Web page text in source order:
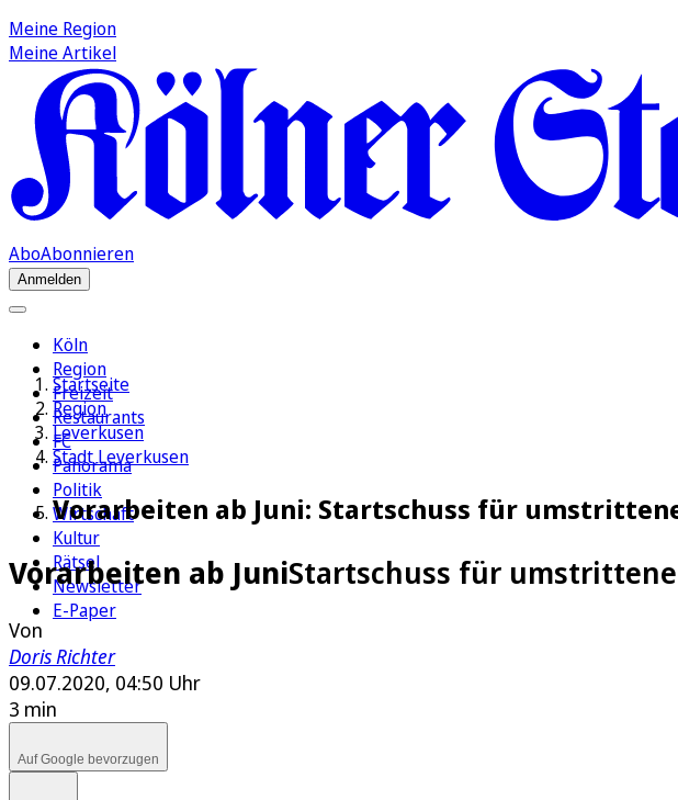
Meine Region
Meine Artikel
AboAbonnieren
Anmelden
Köln
Region
Freizeit
Restaurants
FC
Panorama
Politik
Wirtschaft
Kultur
Rätsel
Newsletter
E-Paper
Startseite
Region
Leverkusen
Stadt Leverkusen
Vorarbeiten ab Juni: Startschuss für
Vorarbeiten ab JuniStartschuss für
Von
Doris Richter
09.07.2020, 04:50 Uhr
3 min
Auf Google bevorzugen